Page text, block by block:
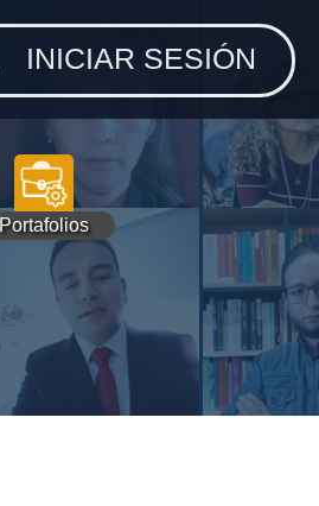
Portafolios
INICIAR SESIÓN